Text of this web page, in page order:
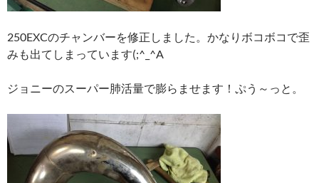
250EXCのチャンバーを修正しました。かなりボコボコで歪
みも出てしまっています(;^_^A
ジョニーのスーパー肺活量で膨らませます！ぷう～っと。